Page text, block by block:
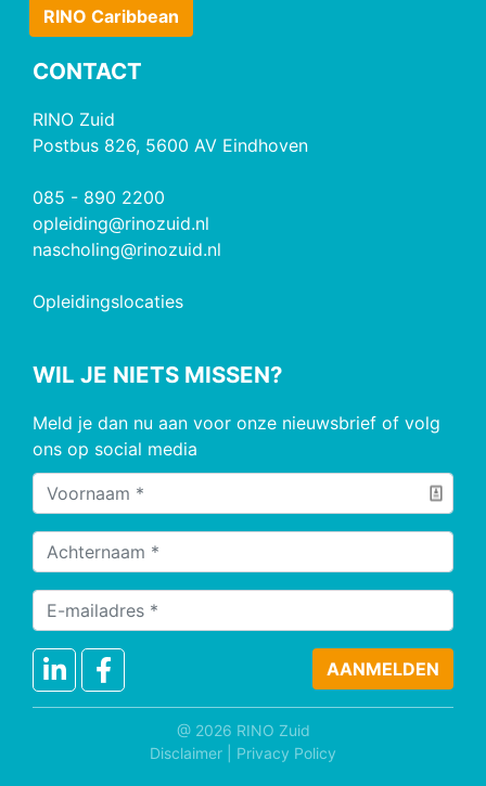
RINO Caribbean
CONTACT
RINO Zuid
Postbus 826, 5600 AV Eindhoven
085 - 890 2200
opleiding@rinozuid.nl
nascholing@rinozuid.nl
Opleidingslocaties
WIL JE NIETS MISSEN?
Meld je dan nu aan voor onze nieuwsbrief of volg
ons op social media
@ 2026 RINO Zuid
Disclaimer
Privacy Policy